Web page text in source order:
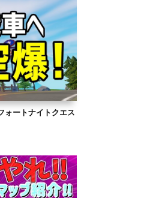
ォートナイトクエス